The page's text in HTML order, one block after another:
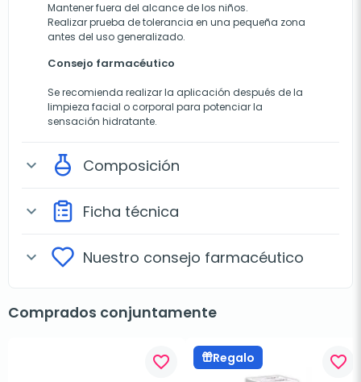
Mantener fuera del alcance de los niños.
Realizar prueba de tolerancia en una pequeña zona
antes del uso generalizado.
Consejo farmacéutico
Se recomienda realizar la aplicación después de la
limpieza facial o corporal para potenciar la
sensación hidratante.
expand_more Composición
expand_more Ficha técnica
expand_more Nuestro consejo farmacéutico
Comprados conjuntamente
favorite_border Regalo favorite_border